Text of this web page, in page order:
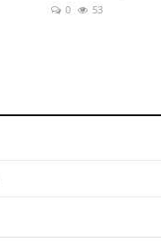
0
53